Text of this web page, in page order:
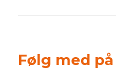
Følg med